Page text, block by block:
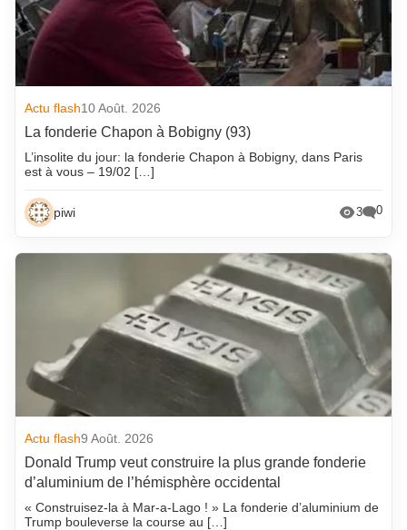
Actu flash10 Août. 2026
La fonderie Chapon à Bobigny (93)
L’insolite du jour: la fonderie Chapon à Bobigny, dans Paris
est à vous – 19/02 […]
piwi 3 0
Actu flash9 Août. 2026
Donald Trump veut construire la plus grande fonderie
d’aluminium de l’hémisphère occidental
« Construisez-la à Mar-a-Lago ! » La fonderie d’aluminium de
Trump bouleverse la course au […]